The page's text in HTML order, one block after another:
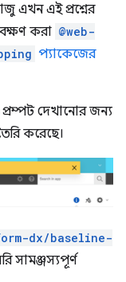
এখন এই প্রশ্নের
করা @web-
প্যাকেজের
দেখানোর জন্য
করেছে।
dx/baseline-
সামঞ্জস্যপূর্ণ